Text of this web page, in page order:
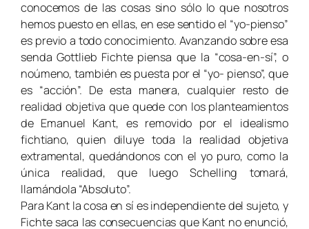
conocemos de las cosas sino sólo lo que nosotros
hemos puesto en ellas, en ese sentido el “yo-pienso”
es previo a todo conocimiento. Avanzando sobre esa
senda Gottlieb Fichte piensa que la “cosa-en-sí”, o
noúmeno, también es puesta por el “yo- pienso”, que
es “acción”. De esta manera, cualquier resto de
realidad objetiva que quede con los planteamientos
de Emanuel Kant, es removido por el idealismo
fichtiano, quien diluye toda la realidad objetiva
extramental, quedándonos con el yo puro, como la
única realidad, que luego Schelling tomará,
llamándola “Absoluto”.
Para Kant la cosa en sí es independiente del sujeto, y
Fichte saca las consecuencias que Kant no enunció,